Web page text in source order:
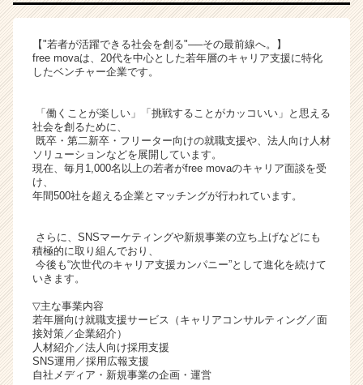
が
届
く
活
イ
ト
ア
ャ
リ
ア
e
r
C
【"若者が活躍できる社会を創る"──その最前線へ。】
free movaは、20代を中心とした若年層のキャリア支援に特化
したベンチャー企業です。
「働くことが楽しい」「挑戦することがカッコいい」と思える
社会を創るために、
既卒・第二新卒・フリーター向けの就職支援や、法人向け人材
ソリューションなどを展開しています。
現在、毎月1,000名以上の若者がfree movaのキャリア面談を受
け、
年間500社を超える企業とマッチングが行われています。
さらに、SNSマーケティングや新規事業の立ち上げなどにも
積極的に取り組んでおり、
今後も“次世代のキャリア支援カンパニー”として進化を続けて
いきます。
▽主な事業内容
若年層向け就職支援サービス（キャリアコンサルティング／面
接対策／企業紹介）
人材紹介／法人向け採用支援
SNS運用／採用広報支援
自社メディア・新規事業の企画・運営